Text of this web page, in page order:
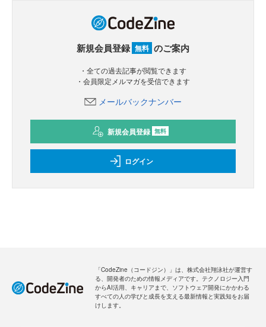
新規会員登録 無料 のご案内
・全ての過去記事が閲覧できます
・会員限定メルマガを受信できます
メールバックナンバー
新規会員登録 無料
ログイン
「CodeZine（コードジン）」は、株式会社翔泳社が運営す
る、開発者のための情報メディアです。テクノロジー入門
からAI活用、キャリアまで、ソフトウェア開発にかかわる
すべての人の学びと成長を支える最新情報と実践知をお届
けします。